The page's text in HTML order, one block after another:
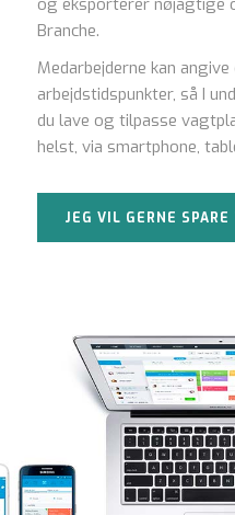
og eksporterer nøjagtige
Branche.
Medarbejderne kan
arbejdstidspunkter, så I
du lave og tilpasse
helst, via smartphone,
JEG VIL GERNE SPARE